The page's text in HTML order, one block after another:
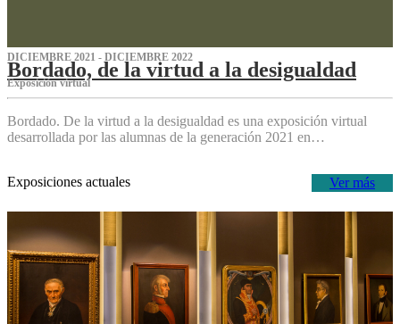
DICIEMBRE 2021 - DICIEMBRE 2022
Bordado, de la virtud a la desigualdad
Exposición virtual‌
Bordado. De la virtud a la desigualdad es una exposición virtual
desarrollada por las alumnas de la generación 2021 en…
Ver más
Exposiciones actuales